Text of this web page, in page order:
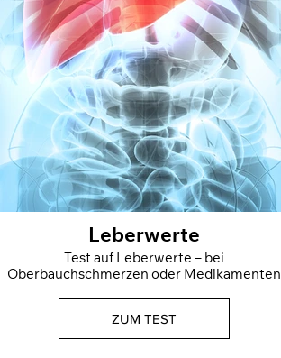
Leberwerte
Test auf Leberwerte – bei
Oberbauchschmerzen oder Medikamenten
ZUM TEST